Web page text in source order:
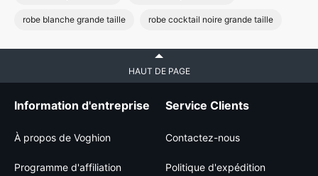
robe blanche grande taille robe cocktail noire grande taille
HAUT DE PAGE
Information d'entreprise
À propos de Voghion
Programme d'affiliation
Service Clients
Contactez-nous
Politique d'expédition